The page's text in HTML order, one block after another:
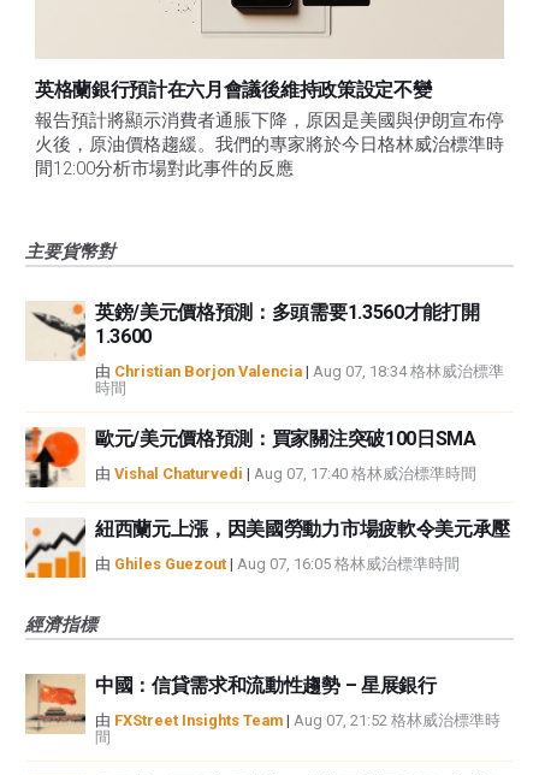
英格蘭銀行預計在六月會議後維持政策設定不變
報告預計將顯示消費者通脹下降，原因是美國與伊朗宣布停
火後，原油價格趨緩。我們的專家將於今日格林威治標準時
間12:00分析市場對此事件的反應
主要貨幣對
英鎊/美元價格預測：多頭需要1.3560才能打開
1.3600
由 Christian Borjon Valencia | Aug 07, 18:34 格林威治標準
時間
歐元/美元價格預測：買家關注突破100日SMA
由 Vishal Chaturvedi | Aug 07, 17:40 格林威治標準時間
紐西蘭元上漲，因美國勞動力市場疲軟令美元承壓
由 Ghiles Guezout | Aug 07, 16:05 格林威治標準時間
經濟指標
中國：信貸需求和流動性趨勢 – 星展銀行
由 FXStreet Insights Team | Aug 07, 21:52 格林威治標準時
間